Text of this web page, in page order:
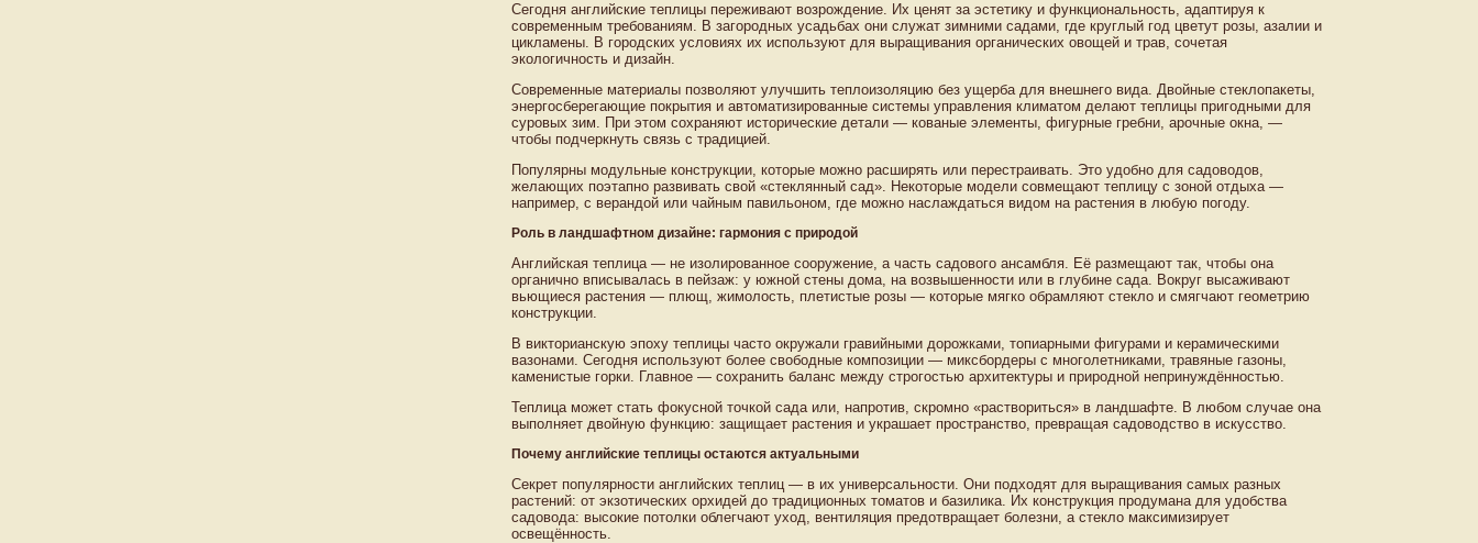
Сегодня английские теплицы переживают возрождение. Их ценят за эстетику и функциональность, адаптируя к
современным требованиям. В загородных усадьбах они служат зимними садами, где круглый год цветут розы, азалии и
цикламены. В городских условиях их используют для выращивания органических овощей и трав, сочетая
экологичность и дизайн.
Современные материалы позволяют улучшить теплоизоляцию без ущерба для внешнего вида. Двойные стеклопакеты,
энергосберегающие покрытия и автоматизированные системы управления климатом делают теплицы пригодными для
суровых зим. При этом сохраняют исторические детали — кованые элементы, фигурные гребни, арочные окна, —
чтобы подчеркнуть связь с традицией.
Популярны модульные конструкции, которые можно расширять или перестраивать. Это удобно для садоводов,
желающих поэтапно развивать свой «стеклянный сад». Некоторые модели совмещают теплицу с зоной отдыха —
например, с верандой или чайным павильоном, где можно наслаждаться видом на растения в любую погоду.
Роль в ландшафтном дизайне: гармония с природой
Английская теплица — не изолированное сооружение, а часть садового ансамбля. Её размещают так, чтобы она
органично вписывалась в пейзаж: у южной стены дома, на возвышенности или в глубине сада. Вокруг высаживают
вьющиеся растения — плющ, жимолость, плетистые розы — которые мягко обрамляют стекло и смягчают геометрию
конструкции.
В викторианскую эпоху теплицы часто окружали гравийными дорожками, топиарными фигурами и керамическими
вазонами. Сегодня используют более свободные композиции — миксбордеры с многолетниками, травяные газоны,
каменистые горки. Главное — сохранить баланс между строгостью архитектуры и природной непринуждённостью.
Теплица может стать фокусной точкой сада или, напротив, скромно «раствориться» в ландшафте. В любом случае она
выполняет двойную функцию: защищает растения и украшает пространство, превращая садоводство в искусство.
Почему английские теплицы остаются актуальными
Секрет популярности английских теплиц — в их универсальности. Они подходят для выращивания самых разных
растений: от экзотических орхидей до традиционных томатов и базилика. Их конструкция продумана для удобства
садовода: высокие потолки облегчают уход, вентиляция предотвращает болезни, а стекло максимизирует
освещённость.